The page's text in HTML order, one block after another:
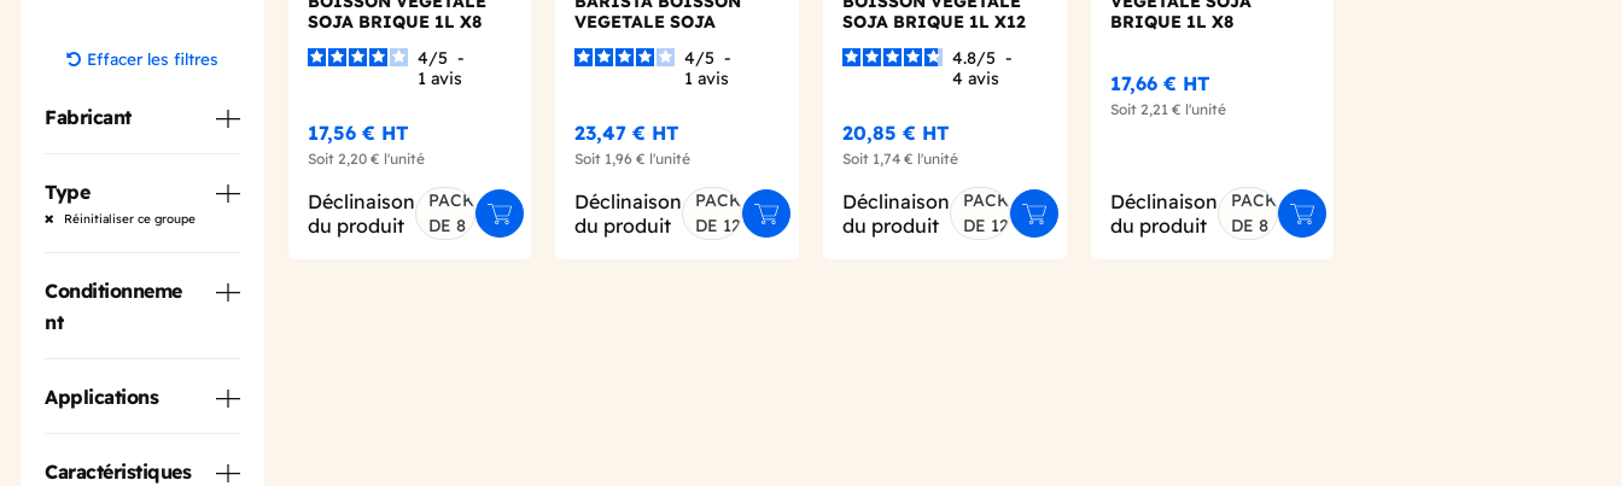
Effacer les filtres
Fabricant
Type
Réinitialiser ce groupe
Conditionneme
nt
Applications
Caractéristiques
SOJA BRIQUE 1L X8
4/5 -
1 avis
17,56 € HT
Soit 2,20 € l'unité
Déclinaison
du produit
PACK
DE 8
Ajouter au panier
VEGETALE SOJA
4/5 -
1avis
23,47 € HT
Soit 1,96 € l'unité
Déclinaison
du produit
PACK
DE 12
Ajouter au panier
SOJA BRIQUE 1L X12
4.8/5 -
4 avis
20,85 € HT
Soit 1,74 € l'unité
Déclinaison
du produit
PACK
DE 12
Ajouter au panier
BRIQUE 1L X8
17,66 € HT
Soit 2,21 € l'unité
Déclinaison
du produit
PACK
DE 8
Ajouter au panier